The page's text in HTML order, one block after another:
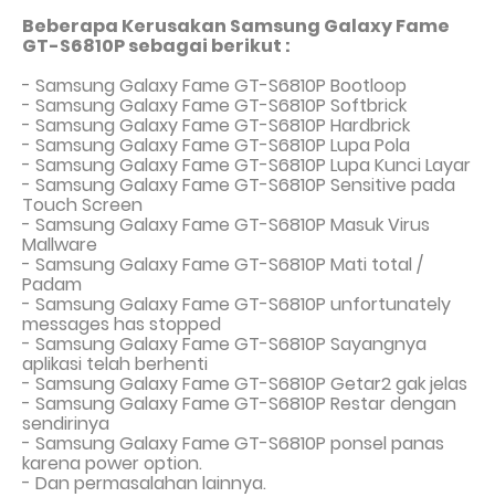
Beberapa Kerusakan Samsung Galaxy Fame
GT-S6810P sebagai berikut :
- Samsung Galaxy Fame GT-S6810P Bootloop
- Samsung Galaxy Fame GT-S6810P Softbrick
- Samsung Galaxy Fame GT-S6810P Hardbrick
- Samsung Galaxy Fame GT-S6810P Lupa Pola
- Samsung Galaxy Fame GT-S6810P Lupa Kunci Layar
- Samsung Galaxy Fame GT-S6810P Sensitive pada
Touch Screen
- Samsung Galaxy Fame GT-S6810P Masuk Virus
Mallware
- Samsung Galaxy Fame GT-S6810P Mati total /
Padam
- Samsung Galaxy Fame GT-S6810P unfortunately
messages has stopped
- Samsung Galaxy Fame GT-S6810P Sayangnya
aplikasi telah berhenti
- Samsung Galaxy Fame GT-S6810P Getar2 gak jelas
- Samsung Galaxy Fame GT-S6810P Restar dengan
sendirinya
- Samsung Galaxy Fame GT-S6810P ponsel panas
karena power option.
- Dan permasalahan lainnya.